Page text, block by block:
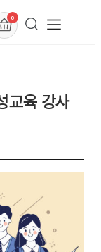
0
교육 강사